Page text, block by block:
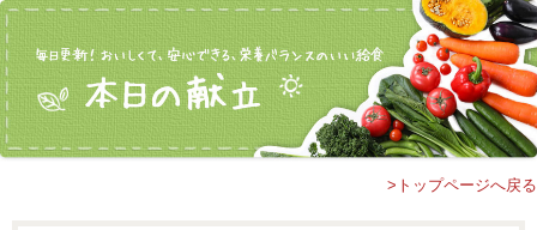
>トップページへ戻る